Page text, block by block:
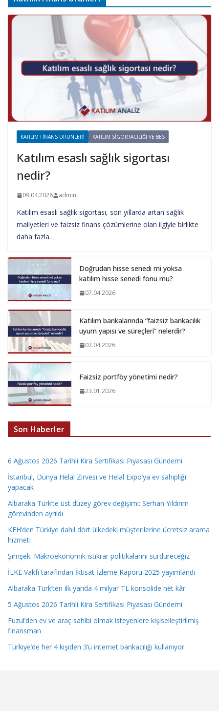
KATILIM FINANS ÜRÜNLERI KATILIM SIGORTACILIĞI VE BES
Katılım esaslı sağlık sigortası
nedir?
09.04.2026 admin
Katılım esaslı sağlık sigortası, son yıllarda artan sağlık
maliyetleri ve faizsiz finans çözümlerine olan ilgiyle birlikte
daha fazla…
Doğrudan hisse senedi mi yoksa
katılım hisse senedi fonu mu?
07.04.2026
Katılım bankalarında “faizsiz bankacılık
uyum yapısı ve süreçleri” nelerdir?
02.04.2026
Faizsiz portföy yönetimi nedir?
23.01.2026
Son Haberler
6 Ağustos 2026 Tarihli Kira Sertifikası Piyasası Gündemi
İstanbul, Dünya Helal Zirvesi ve Helal Expo’ya ev sahipliği
yapacak
Albaraka Türk’te üst düzey görev değişimi: Serhan Yıldırım
görevinden ayrıldı
KFH’den Türkiye dahil dört ülkedeki müşterilerine ücretsiz arama
hizmeti
Şimşek: Makroekonomik istikrar politikalarını sürdüreceğiz
İLKE Vakfı tarafından İktisat İzleme Raporu 2025 yayımlandı
Albaraka Türk’ten ilk yarıda 4 milyar TL konsolide net kâr
5 Ağustos 2026 Tarihli Kira Sertifikası Piyasası Gündemi
Fuzul’den ev ve araç sahibi olmak isteyenlere kişiselleştirilmiş
finansman
Türkiye’de her 4 kişiden 3’ü internet bankacılığı kullanıyor